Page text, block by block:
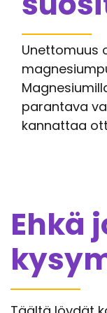
Unettomuus
parantava
kannattaa
Ehkä